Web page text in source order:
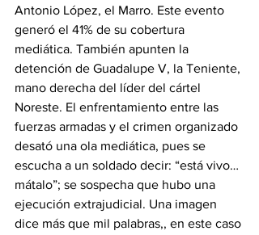
Antonio López, el Marro. Este evento
generó el 41% de su cobertura
mediática. También apunten la
detención de Guadalupe V, la Teniente,
mano derecha del líder del cártel
Noreste. El enfrentamiento entre las
fuerzas armadas y el crimen organizado
desató una ola mediática, pues se
escucha a un soldado decir: “está vivo…
mátalo”; se sospecha que hubo una
ejecución extrajudicial. Una imagen
dice más que mil palabras,, en este caso